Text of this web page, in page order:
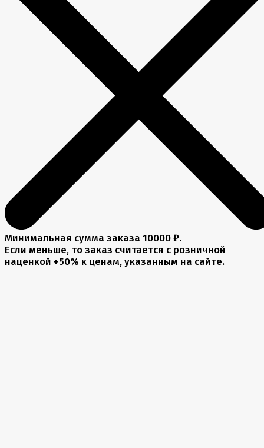
Минимальная сумма заказа 10000 ₽.
Если меньше, то заказ считается с розничной
наценкой +50% к ценам, указанным на сайте.